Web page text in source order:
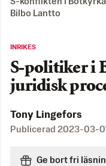
Bilbo Lantto
INRIKES
S-politiker i
juridisk
Tony Lingefors
Publicerad 2023-03-
Ge bort fri